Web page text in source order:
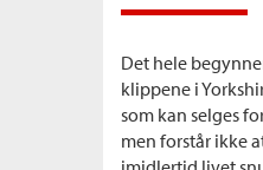
Det hele
klippene i
som kan selges
men forstår ikke